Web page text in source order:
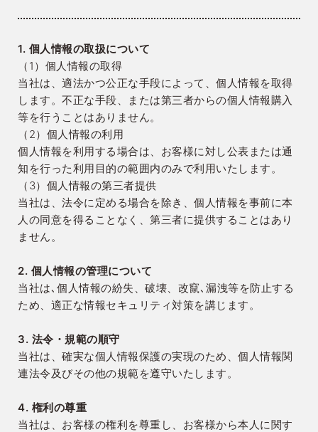
1. 個人情報の取扱について
（1）個人情報の取得
当社は、適法かつ公正な手段によって、個人情報を取得
します。不正な手段、または第三者からの個人情報購入
等を行うことはありません。
（2）個人情報の利用
個人情報を利用する場合は、お客様に対し公表または通
知を行った利用目的の範囲内のみで利用いたします。
（3）個人情報の第三者提供
当社は、法令に定める場合を除き、個人情報を事前に本
人の同意を得ることなく、第三者に提供することはあり
ません。
2. 個人情報の管理について
当社は､個人情報の紛失、破壊、改竄､漏洩等を防止する
ため、適正な情報セキュリティ対策を講じます。
3. 法令・規範の順守
当社は、確実な個人情報保護の実現のため、個人情報関
連法令及びその他の規範を遵守いたします。
4. 権利の尊重
当社は、お客様の権利を尊重し、お客様から本人に関す